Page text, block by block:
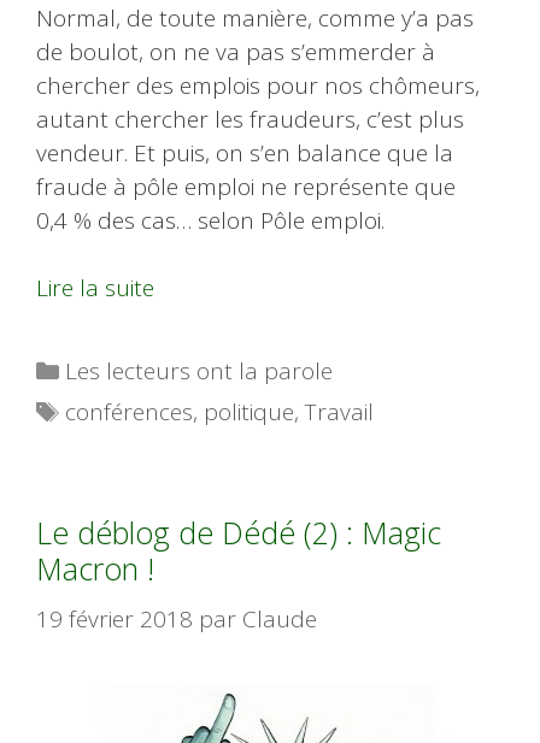
Normal, de toute manière, comme y’a pas
de boulot, on ne va pas s’emmerder à
chercher des emplois pour nos chômeurs,
autant chercher les fraudeurs, c’est plus
vendeur. Et puis, on s’en balance que la
fraude à pôle emploi ne représente que
0,4 % des cas… selon Pôle emploi.
Lire la suite
Catégories
Les lecteurs ont la parole
Étiquettes
conférences, politique,Travail
Le déblog de Dédé (2) : Magic
Macron !
19 février 2018 par Claude